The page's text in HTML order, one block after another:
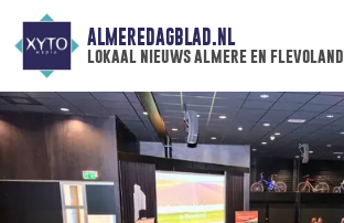
ALMEREDAGBLAD.NL
lokaal nieuws almere en flevoland